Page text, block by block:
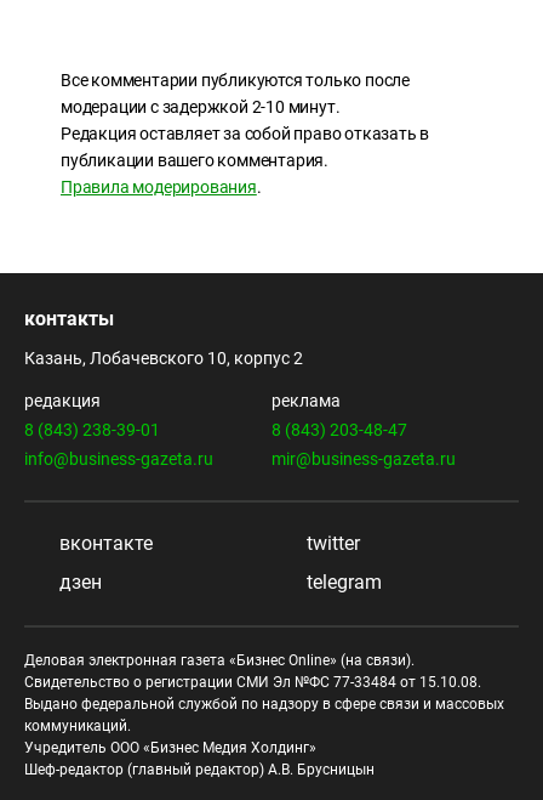
Все комментарии публикуются только после
модерации с задержкой 2-10 минут.
Редакция оставляет за собой право отказать в
публикации вашего комментария.
Правила модерирования.
контакты
Казань, Лобачевского 10, корпус 2
редакция
8 (843) 238-39-01
info@business-gazeta.ru
реклама
8 (843) 203-48-47
mir@business-gazeta.ru
вконтакте
twitter
дзен
telegram
Деловая электронная газета «Бизнес Online» (на связи).
Свидетельство о регистрации СМИ Эл №ФС 77-33484 от 15.10.08.
Выдано федеральной службой по надзору в сфере связи и массовых
коммуникаций.
Учредитель ООО «Бизнес Медия Холдинг»
Шеф-редактор (главный редактор) А.В. Брусницын